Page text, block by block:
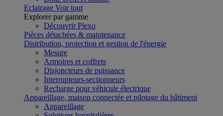
Eclairage Voir tout
Explorer par gamme
Découvrir Plexo
Pièces détachées & maintenance
Distribution, protection et gestion de l'énergie
Mesure
Armoires et coffrets
Disjoncteurs de puissance
Interrupteurs-sectionneurs
Recharge pour véhicule électrique
Appareillage, maison connectée et pilotage du bâtiment
Appareillage